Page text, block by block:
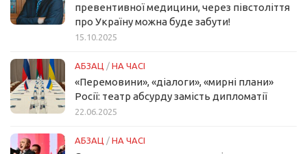
превентивної медицини, через півстоліття
про Україну можна буде забути!
15.10.2025
АБЗАЦ / НА ЧАСІ
«Перемовини», «діалоги», «мирні плани»
Росії: театр абсурду замість дипломатії
22.06.2025
АБЗАЦ / НА ЧАСІ